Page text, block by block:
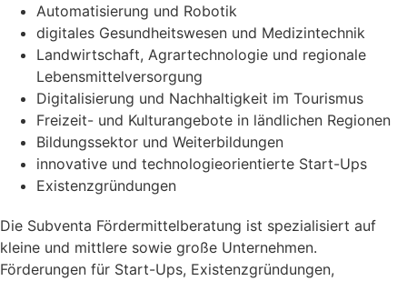
Automatisierung und Robotik
digitales Gesundheitswesen und Medizintechnik
Landwirtschaft, Agrartechnologie und regionale
Lebensmittelversorgung
Digitalisierung und Nachhaltigkeit im Tourismus
Freizeit- und Kulturangebote in ländlichen Regionen
Bildungssektor und Weiterbildungen
innovative und technologieorientierte Start-Ups
Existenzgründungen
Die Subventa Fördermittelberatung ist spezialisiert auf
kleine und mittlere sowie große Unternehmen.
Förderungen für Start-Ups, Existenzgründungen,